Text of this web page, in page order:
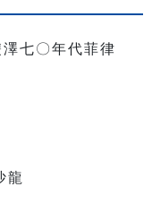
澤七〇年代菲律
龍